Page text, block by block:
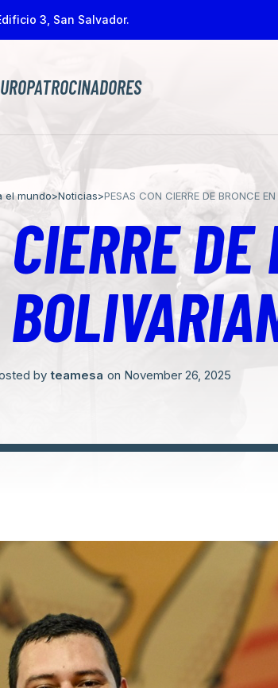
3, San Salvador.
PATROCINADORES
el mundo>Noticias>PESAS CON CIERRE DE BRONCE
DE
by teamesa on November 26, 2025